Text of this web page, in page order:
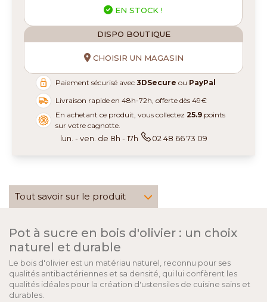
EN STOCK !
DISPO BOUTIQUE
CHOISIR UN MAGASIN
Paiement sécurisé avec3DSecure ou PayPal
Livraison rapide en 48h-72h, offerte dès 49€
En achetant ce produit, vous collectez25.9 points
sur votre cagnotte.
lun. - ven. de 8h - 17h 02 48 66 73 09
Tout savoir sur le produit
Pot à sucre en bois d'olivier : un choix
naturel et durable
Le bois d'olivier est un matériau naturel, reconnu pour ses
qualités antibactériennes et sa densité, qui lui confèrent les
qualités idéales pour la création d'ustensiles de cuisine sains et
durables.